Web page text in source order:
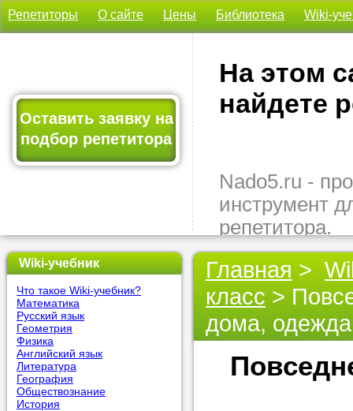
Репетиторы О сайте Цены Библиотека Wiki-
Оставить заявку на
подбор репетитора
На этом
найдете
Nado5.ru -
инструмент
репетитора.
Здесь вы
подходящего
быстро,
бесплатно.
Оставьте
позвоните
Wiki-учебник
Что такое Wiki-учебник?
Математика
Русский язык
Геометрия
Физика
Английский язык
Литература
География
Обществознание
История
Главная >
класс >
дома,